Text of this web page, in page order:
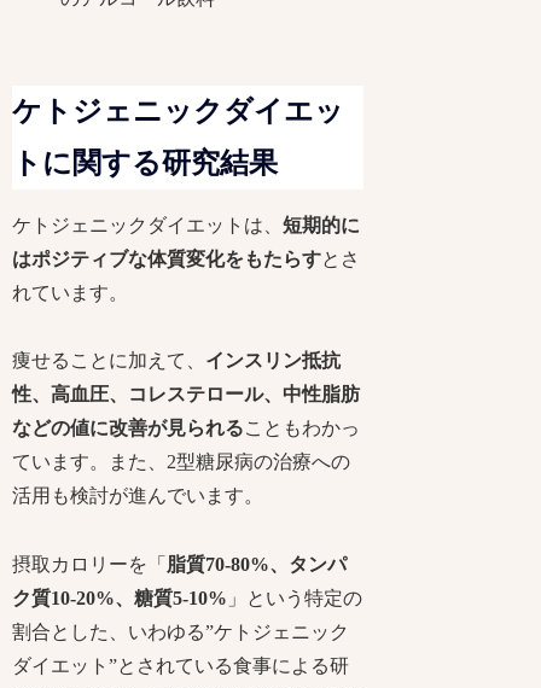
ケトジェニックダイエッ
トに関する研究結果
ケトジェニックダイエットは、短期的に
はポジティブな体質変化をもたらすとさ
れています。
痩せることに加えて、 インスリン抵抗
性、高血圧、コレステロール、中性脂肪
などの値に改善が見られることもわかっ
ています。また、2型糖尿病の治療への
活用も検討が進んでいます。
摂取カロリーを「 脂質70-80%、タンパ
ク質10-20%、糖質5-10% 」という特定の
割合とした、いわゆる”ケトジェニック
ダイエット”とされている食事による研